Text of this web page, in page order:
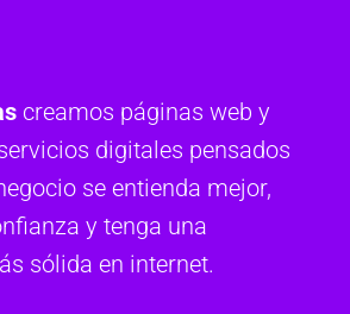
creamos páginas web y
digitales pensados
se entienda mejor,
y tenga una
sólida en internet.